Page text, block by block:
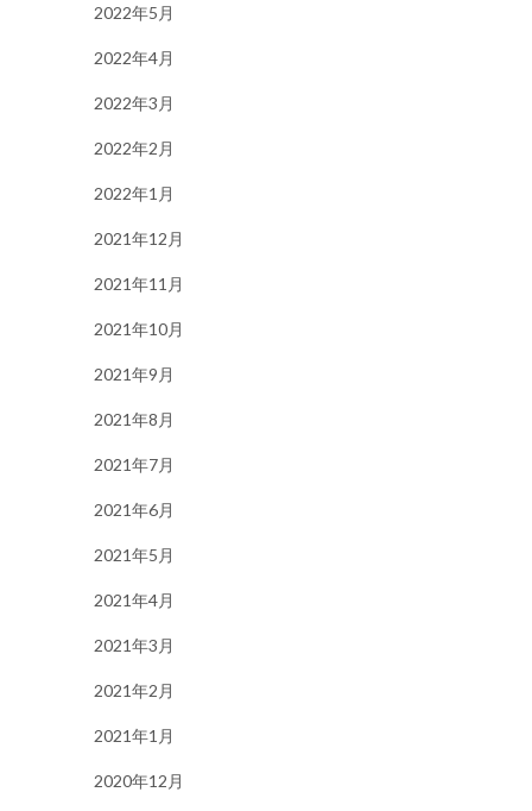
2022年5月
2022年4月
2022年3月
2022年2月
2022年1月
2021年12月
2021年11月
2021年10月
2021年9月
2021年8月
2021年7月
2021年6月
2021年5月
2021年4月
2021年3月
2021年2月
2021年1月
2020年12月